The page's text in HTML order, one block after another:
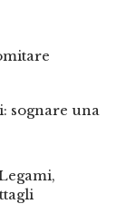
sognare una